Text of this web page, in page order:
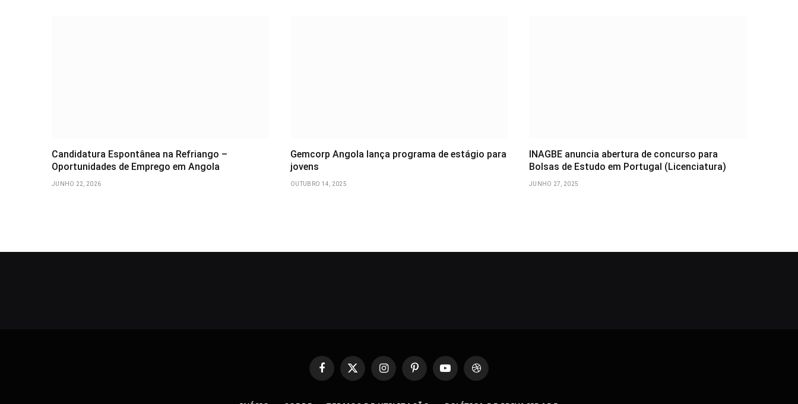
Candidatura Espontânea na Refriango –
Oportunidades de Emprego em Angola
JUNHO 22, 2026
Gemcorp Angola lança programa de estágio para
jovens
OUTUBRO 14, 2025
INAGBE anuncia abertura de concurso para
Bolsas de Estudo em Portugal (Licenciatura)
JUNHO 27, 2025
FacebookX
(Twitter)
InstagramPinterestYouTubeDribbble